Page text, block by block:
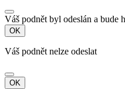
Váš podnět byl odeslán a bude
OK
Váš podnět nelze odeslat
OK